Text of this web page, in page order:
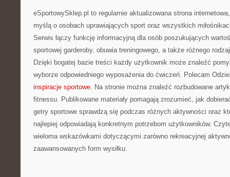
eSportowySklep.pl to regularnie aktualizowana strona
myślą o osobach uprawiających sport oraz wszystkich
Serwis łączy funkcję informacyjną dla osób poszukujących
sportowej garderoby, obuwia treningowego, a także różnego
Dzięki bogatej bazie treści każdy użytkownik może znaleźć
wyborze odpowiedniego wyposażenia do ćwiczeń. Polecam
inspiracje sportowe. Na stronie można znaleźć rozbudowane
fitnessu. Publikowane materiały pomagają zrozumieć, jak
getry sportowe sprawdzą się podczas różnych aktywności oraz
najlepiej odpowiadają konkretnym potrzebom użytkowników.
wieloma wskazówkami dotyczącymi zarówno rekreacyjnej
zaawansowanych form wysiłku.